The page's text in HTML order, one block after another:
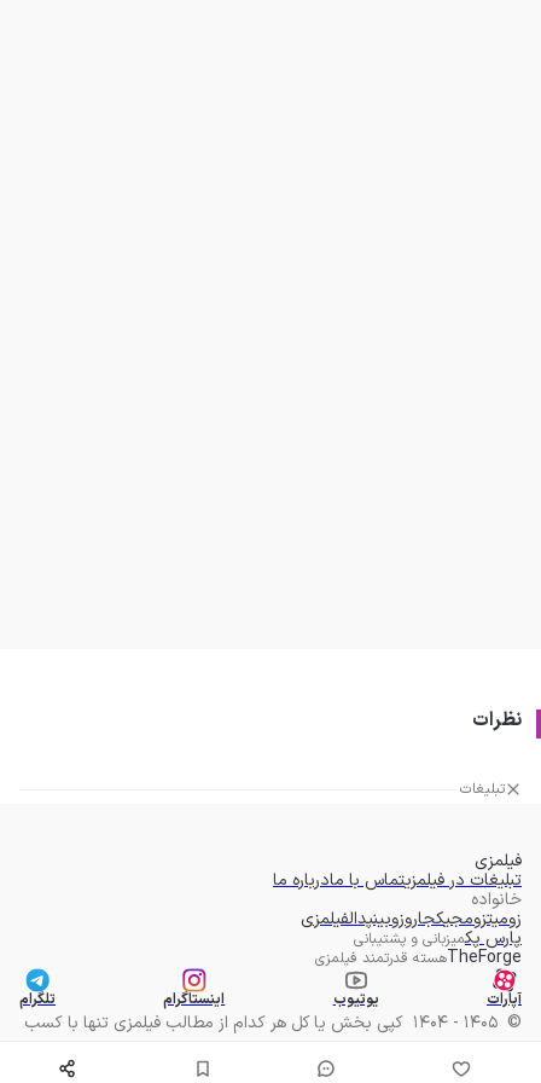
نظرات
تبلیغات
فیلمزی
تبلیغات در فیلمزیتماس با مادرباره ما
خانواده
زومیتزومجیکجاروزوبینپدالفیلمزی
پارس پکمیزبانی و پشتیبانی
TheForgeهسته قدرتمند فیلمزی
آپارات
یوتیوب اینستاگرام تلگرام
©
1405 - 1404
کپی بخش یا کل هر کدام از مطالب فیلمزی تنها با کسب